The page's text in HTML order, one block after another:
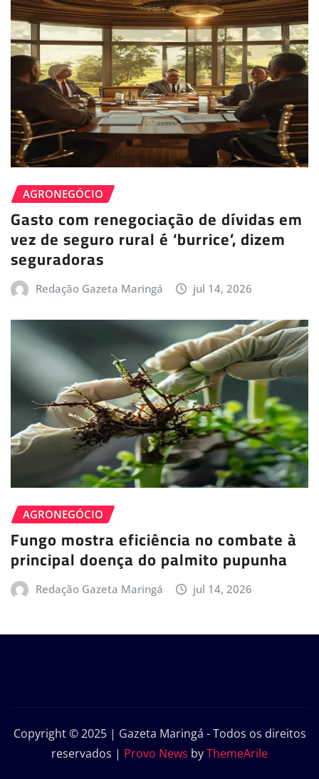
AGRONEGÓCIO
Gasto com renegociação de dívidas em
vez de seguro rural é ‘burrice’, dizem
seguradoras
Redação Gazeta Maringá jul 14, 2026
AGRONEGÓCIO
Fungo mostra eficiência no combate à
principal doença do palmito pupunha
Redação Gazeta Maringá jul 14, 2026
Copyright © 2025 | Gazeta Maringá - Todos os direitos
reservados | Provo News byThemeArile